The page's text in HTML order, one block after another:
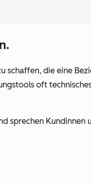
schaffen, die eine
oft
sprechen Kundinnen